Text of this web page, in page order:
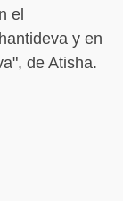
el
y en
de Atisha.